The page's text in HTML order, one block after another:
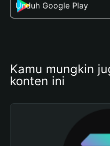
Unduh Google Play
Kamu mungkin
konten ini